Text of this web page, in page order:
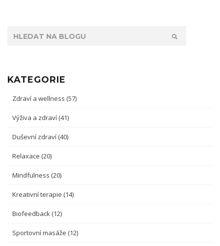
KATEGORIE
Zdraví a wellness (57)
Výživa a zdraví (41)
Duševní zdraví (40)
Relaxace (20)
Mindfulness (20)
Kreativní terapie (14)
Biofeedback (12)
Sportovní masáže (12)